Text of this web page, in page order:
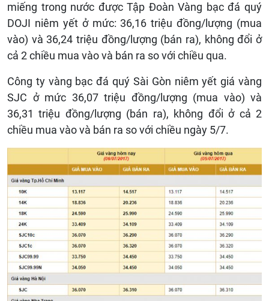
miếng trong nước được Tập Đoàn Vàng bạc đá quý
DOJI niêm yết ở mức: 36,16 triệu đồng/lượng (mua
vào) và 36,24 triệu đồng/lượng (bán ra), không đổi ở
cả 2 chiều mua vào và bán ra so với chiều qua.
Công ty vàng bạc đá quý Sài Gòn niêm yết giá vàng
SJC ở mức 36,07 triệu đồng/lượng (mua vào) và
36,31 triệu đồng/lượng (bán ra), không đổi ở cả 2
chiều mua vào và bán ra so với chiều ngày 5/7.